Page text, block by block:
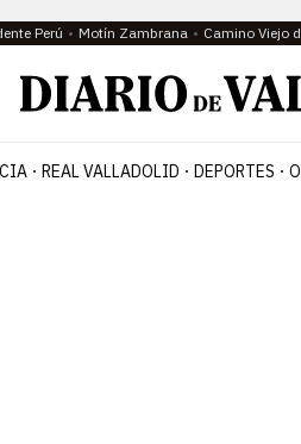
Perú Motín Zambrana Camino Viejo
REAL VALLADOLID DEPORTES